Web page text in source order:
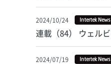
2024/10/24 Intertek News
連載（84） ウェル
2024/07/19 Intertek News